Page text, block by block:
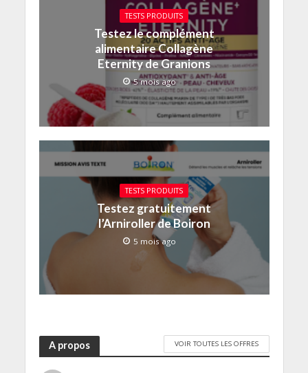
TESTS PRODUITS
Testez le complément
alimentaire Collagène
Eternity de Granions
5 mois ago
TESTS PRODUITS
Testez gratuitement
l’Arniroller de Boiron
5 mois ago
A propos VOIR TOUTES LES OFFRES